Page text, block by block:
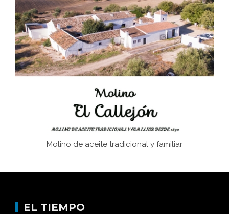
Juntar las letras. La alfabetización en el campo: del
afán de saber a la autogestión
Historia y vivencias del poblado de Los Hurones
Molino de aceite tradicional y familiar
EL TIEMPO